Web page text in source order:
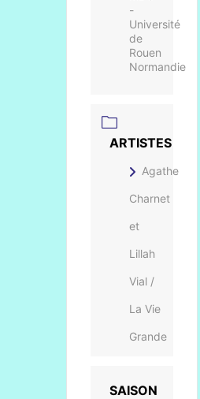
-
Université
de
Rouen
Normandie
ARTISTES
Agathe
Charnet
et
Lillah
Vial /
La Vie
Grande
SAISON